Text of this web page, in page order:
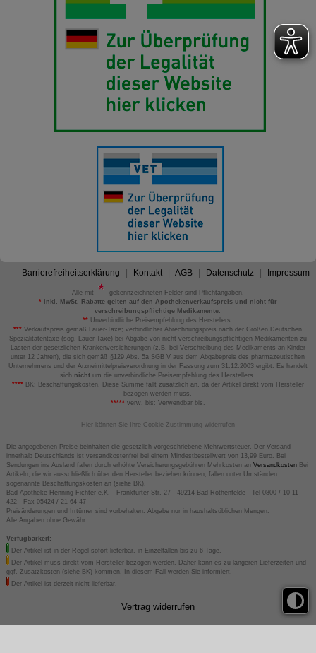
Barrierefreiheitserklärung Kontakt AGB Datenschutz Impressum
Alle mit
gekennzeichneten Felder sind Pflichtangaben.
*inkl. MwSt. Rabatte gelten auf den Apothekenverkaufspreis und nicht für
verschreibungspflichtige Medikamente.
** Unverbindliche Preisempfehlung des Herstellers.
*** Verkaufspreis gemäß Lauer-Taxe; verbindlicher Abrechnungspreis nach der Großen Deutschen
Spezialitätentaxe (sog. Lauer-Taxe) bei Abgabe von nicht verschreibungspflichtigen Medikamenten zu
Lasten der gesetzlichen Krankenversicherungen (z.B. bei Verschreibung des Medikaments an Kinder
unter 12 Jahren), die sich gemäß §129 Abs. 5a SGB V aus dem Abgabepreis des pharmazeutischen
Unternehmens und der Arzneimittelpreisverordnung in der Fassung zum 31.12.2003 ergibt. Es handelt
sich nicht um die unverbindliche Preisempfehlung des Herstellers.
****BK: Beschaffungskosten. Diese Summe fällt zusätzlich an, da der Artikel direkt vom Hersteller
bezogen werden muss.
*****verw. bis: Verwendbar bis.
Hier können Sie Ihre Cookie-Zustimmung widerrufen
Die angegebenen Preise beinhalten die gesetzlich vorgeschriebene Mehrwertsteuer. Der Versand
innerhalb Deutschlands ist versandkostenfrei bei einem Mindestbestellwert von 13,99 Euro. Bei
Sendungen ins Ausland fallen durch erhöhte Versicherungsgebühren Mehrkosten an VersandkostenBei
Artikeln, die wir ausschließlich über den Hersteller beziehen können, fallen unter Umständen
sogenannte Beschaffungskosten an (siehe BK).
Bad Apotheke Henning Fichter e.K. - Frankfurter Str. 27 - 49214 Bad Rothenfelde - Tel 0800 / 10 11
422 - Fax 05424 / 21 64 47
Preisänderungen und Irrtümer sind vorbehalten. Abgabe nur in haushaltsüblichen Mengen.
Alle Angaben ohne Gewähr.
Verfügbarkeit:
Der Artikel ist in der Regel sofort lieferbar, in Einzelfällen bis zu 6 Tage.
Der Artikel muss direkt vom Hersteller bezogen werden. Daher kann es zu längeren Lieferzeiten und
ggf. Zusatzkosten (siehe BK) kommen. In diesem Fall werden Sie informiert.
Der Artikel ist derzeit nicht lieferbar.
Vertrag widerrufen